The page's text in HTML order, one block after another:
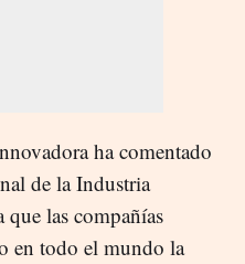
ha comentado
de la Industria
que las compañías
en todo el mundo la